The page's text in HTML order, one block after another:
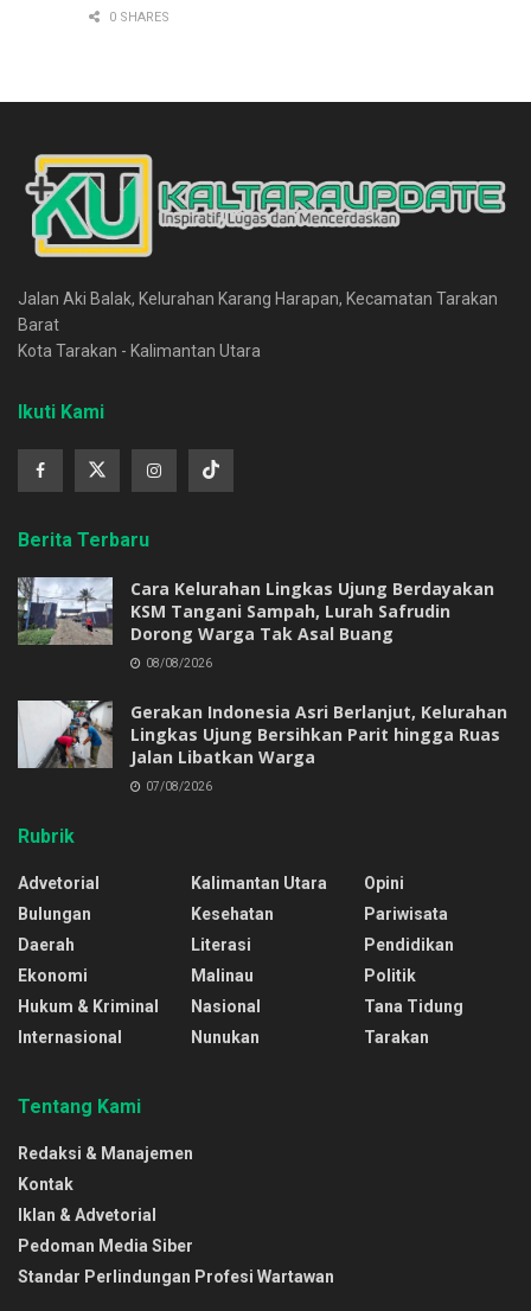
0 SHARES
Jalan Aki Balak, Kelurahan Karang Harapan, Kecamatan Tarakan
Barat
Kota Tarakan - Kalimantan Utara
Ikuti Kami
Berita Terbaru
Cara Kelurahan Lingkas Ujung Berdayakan
KSM Tangani Sampah, Lurah Safrudin
Dorong Warga Tak Asal Buang
08/08/2026
Gerakan Indonesia Asri Berlanjut, Kelurahan
Lingkas Ujung Bersihkan Parit hingga Ruas
Jalan Libatkan Warga
07/08/2026
Rubrik
Advetorial
Bulungan
Daerah
Ekonomi
Hukum & Kriminal
Internasional
Kalimantan Utara
Kesehatan
Literasi
Malinau
Nasional
Nunukan
Opini
Pariwisata
Pendidikan
Politik
Tana Tidung
Tarakan
Tentang Kami
Redaksi & Manajemen
Kontak
Iklan & Advetorial
Pedoman Media Siber
Standar Perlindungan Profesi Wartawan